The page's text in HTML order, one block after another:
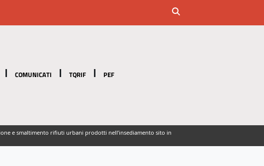
COMUNICATI TQRIF PEF
e smaltimento rifiuti urbani prodotti nell’insediamento sito in